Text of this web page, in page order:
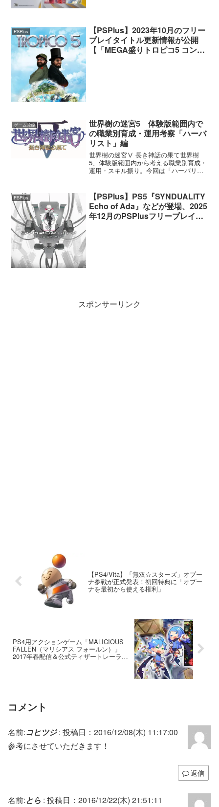
PSPlus
【PSPlus】2023年10月のフリー
プレイタイトル更新情報が公開
【「MEGA盛りトロピコ5 コンプ
ゲーム攻略
世界樹の迷宮5 体験版範囲内で
の職業別育成・運用考察「ハーバ
リスト」編
世界樹の迷宮Ⅴ 長き神話の果て世界樹
5、体験版範囲内から考える職業別育成・
運用・スキル振り。今回は「ハーバリス
PSPlus
【PSPlus】PS5『SYNDUALITY
Echo of Ada』などが登場、2025
年12月のPSPlusフリープレイタ
スポンサーリンク
【PS4/Vita】「無双☆スターズ」オプー
ナ参戦が正式発表！初回特典に「オプー
ナを最初から使える権利」
PS4用アクションゲーム「MALICIOUS
FALLEN（マリシアス フォールン）」
2017年春配信＆公式ティザートレーラー
コメント
名前:コヒツジ: 投稿日：2016/12/08(木) 11:17:00
参考にさせていただきます！
返信
名前:とら : 投稿日：2016/12/22(木) 21:51:11